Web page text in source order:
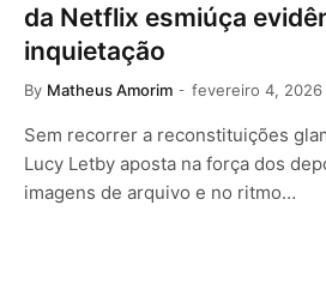
da Netflix esmiúça
inquietação
By Matheus Amorim fevereiro 4, 2026
Sem recorrer a reconstituições
Lucy Letby aposta na força dos
imagens de arquivo e no ritmo…